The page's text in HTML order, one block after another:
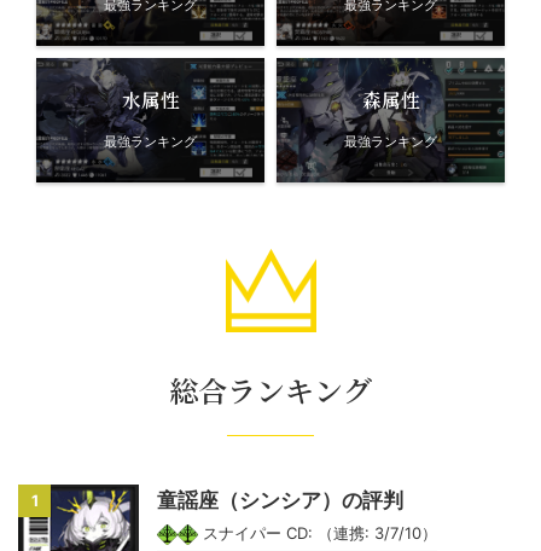
最強ランキング 最強ランキング
水属性
最強ランキング
森属性
最強ランキング
総合ランキング
1 童謡座（シンシア）の評判
スナイパー CD: （連携: 3/7/10）